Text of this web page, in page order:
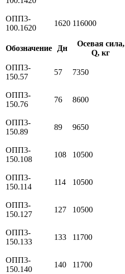
ОПП3-
100.1620
1620 116000
Обозначение Дн
Осевая сила,
Q, кг
ОПП3-
150.57
57 7350
ОПП3-
150.76
76 8600
ОПП3-
150.89
89 9650
ОПП3-
150.108
108 10500
ОПП3-
150.114
114 10500
ОПП3-
150.127
127 10500
ОПП3-
150.133
133 11700
ОПП3-
150.140
140 11700